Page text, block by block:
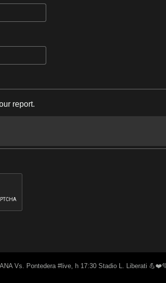
report.
Vs. Pontedera #live, h 17:30 Stadio L. Liberati